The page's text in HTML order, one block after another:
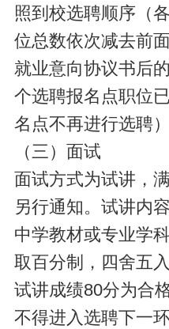
照到校选聘顺序（
位总数依次减去前
就业意向协议书后
个选聘报名点职位
名点不再进行选聘
（三）面试
面试方式为试讲，
另行通知。试讲内
中学教材或专业学
取百分制，四舍五
试讲成绩80分为合
不得进入选聘下一环